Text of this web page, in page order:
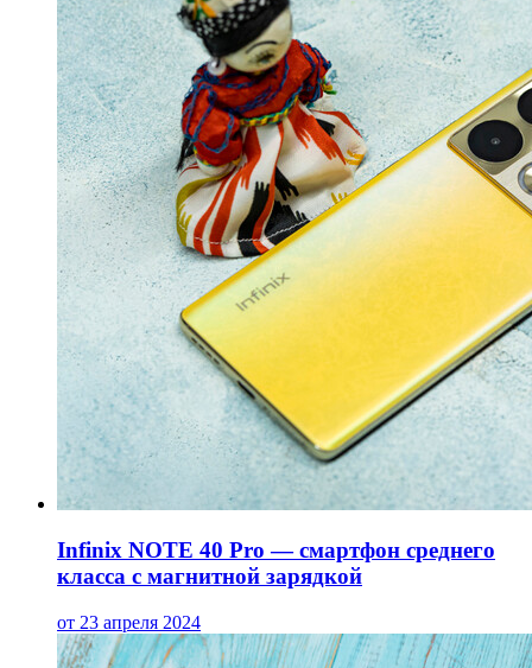
Infinix NOTE 40 Pro — смартфон среднего
класса с магнитной зарядкой
от 23 апреля 2024